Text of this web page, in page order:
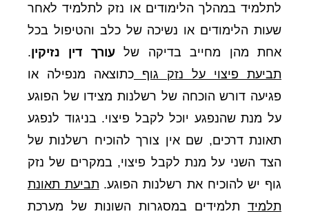
לתלמיד במהלך הלימודים או נזק לתלמיד לאחר
שעות הלימודים או נשיכה של כלב והטיפול בכל
אחת מהן מחייב בדיקה שלעורך דין נזיקין.
תביעת פיצוי על נזק גוף כתוצאה מנפילה או
פגיעה דורש הוכחה של רשלנות מצידו של הפוגע
על מנת שהנפגע יוכל לקבל פיצוי. בניגוד לנפגע
תאונת דרכים, שם אין צורך להוכיח רשלנות של
הצד השני על מנת לקבל פיצוי, במקרים של נזק
גוף יש להוכיח את רשלנות הפוגע. תביעת תאונת
תלמיד תלמידים במסגרות השונות של מערכת